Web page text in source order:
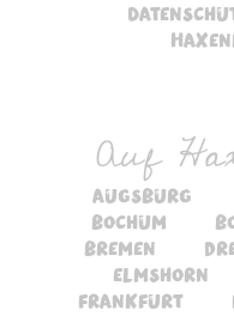
Auf
augsburg
bochum
bremen
elmshorn
frankfurt